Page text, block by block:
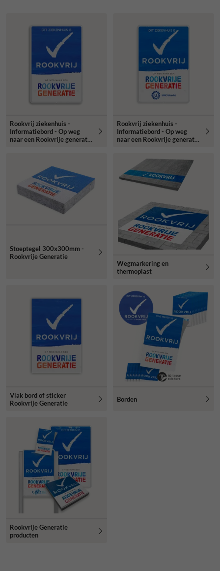
Rookvrij ziekenhuis -
Informatiebord - Op weg
naar een Rookvrije generatie
Rookvrij ziekenhuis -
Informatiebord - Op weg
naar een Rookvrije generatie
Stoeptegel 300x300mm -
Rookvrije Generatie
Wegmarkering en
thermoplast
Vlak bord of sticker
Rookvrije Generatie
Borden
Rookvrije Generatie
producten